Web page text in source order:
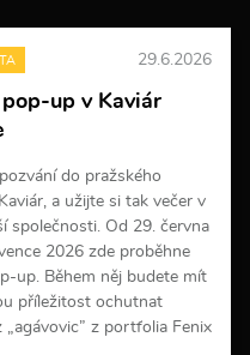
29.6.2026
up v Kaviár
do pražského
a užijte si tak večer v
společnosti. Od 29. června
2026 zde proběhne
up. Během něj budete mít
příležitost ochutnat
„agávovic” z portfolia Fenix